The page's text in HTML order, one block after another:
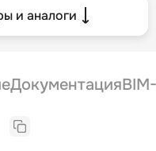
и аналоги
Документация